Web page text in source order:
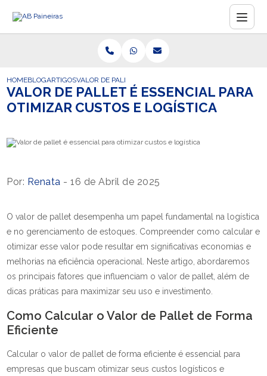
HOMEBLOGARTIGOSVALOR DE PALLET É ESSENCIAL PARA OTIMIZAR
VALOR DE PALLET É ESSENCIAL PARA
OTIMIZAR CUSTOS E LOGÍSTICA
Por: Renata - 16 de Abril de 2025
O valor de pallet desempenha um papel fundamental na logística
e no gerenciamento de estoques. Compreender como calcular e
otimizar esse valor pode resultar em significativas economias e
melhorias na eficiência operacional. Neste artigo, abordaremos
os principais fatores que influenciam o valor de pallet, além de
dicas práticas para maximizar seu uso e investimento.
Como Calcular o Valor de Pallet de Forma
Eficiente
Calcular o valor de pallet de forma eficiente é essencial para
empresas que buscam otimizar seus custos logísticos e